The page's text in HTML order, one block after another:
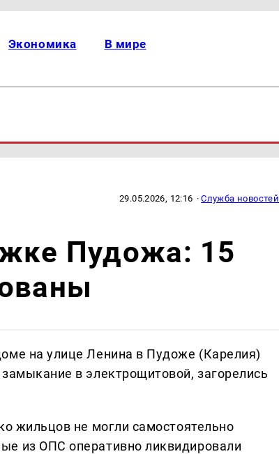
Экономика В мире
29.05.2026, 12:16 ·Служба новостей
Пудожа: 15
на улице Ленина в Пудоже (Карелия)
в электрощитовой, загорелись
жильцов не могли самостоятельно
из ОПС оперативно ликвидировали